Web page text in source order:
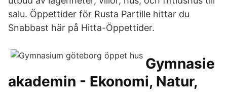
salu. Öppettider för Rusta Partille hittar du
Snabbast här på Hitta-Öppettider.
Gymnasie
akademin - Ekonomi, Natur,